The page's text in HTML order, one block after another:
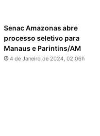
Senac Amazonas abre
processo seletivo para
Manaus e Parintins/AM
4 de Janeiro de 2024, 02:06h